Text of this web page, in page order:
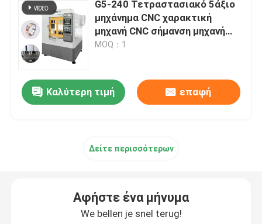
G5-240 Τετραστασιακό 5άξιο
μηχάνημα CNC χαρακτική
μηχανή CNC σήμανση μηχανή
CNC χρυσό κοσμήματα 5άξιο
MOQ：1
Καλύτερη τιμή επαφή
Δείτε περισσότερων
Αφήστε ένα μήνυμα
We bellen je snel terug!